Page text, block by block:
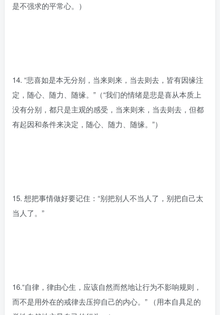
是不强求的平常心。）
14. “悲喜如是本无分别，当来则来，当去则去，皆有因缘注
定，随心、随力、随缘。”（“我们的情绪是悲是喜从本质上
没有分别，都只是主观的感受，当来则来，当去则去，但都
有起因和条件来决定，随心、随力、随缘。”）
15. 想把事情做好要记住：“别把别人不当人了，别把自己太
当人了。”
16.“自律，律由心生，应该自然而然地让行为不影响规则，
而不是用外在的戒律去压抑自己的内心。” （用本自具足的